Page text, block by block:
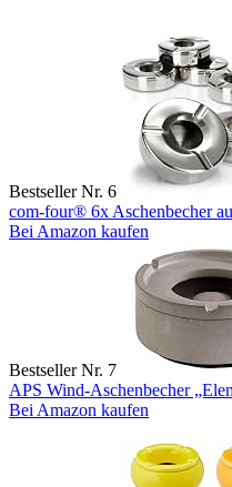
Bestseller Nr. 6
com-four® 6x Aschenbecher
Bei Amazon kaufen
Bestseller Nr. 7
APS Wind-Aschenbecher
Bei Amazon kaufen